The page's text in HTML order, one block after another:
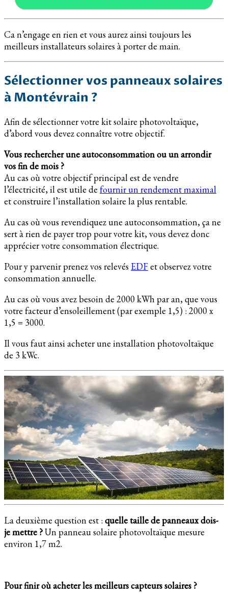
Ca n’engage en rien et vous aurez ainsi toujours les
meilleurs installateurs solaires à porter de main.
Sélectionner vos panneaux solaires
à Montévrain ?
Afin de sélectionner votre kit solaire photovoltaïque,
d’abord vous devez connaître votre objectif.
Vous rechercher une autoconsommation ou un arrondir
vos fin de mois ?
Au cas où votre objectif principal est de vendre
l’électricité, il est utile de fournir un rendement maximal
et construire l’installation solaire la plus rentable.
Au cas où vous revendiquez une autoconsommation, ça ne
sert à rien de payer trop pour votre kit, vous devez donc
apprécier votre consommation électrique.
Pour y parvenir prenez vos relevés EDFet observez votre
consommation annuelle.
Au cas où vous avez besoin de 2000 kWh par an, que vous
votre facteur d’ensoleillement (par exemple 1,5) : 2000 x
1,5 = 3000.
Il vous faut ainsi acheter une installation photovoltaïque
de 3 kWc.
La deuxième question est : quelle taille de panneaux dois-
je mettre ?Un panneau solaire photovoltaïque mesure
environ 1,7 m2.
Pour finir où acheter les meilleurs capteurs solaires ?